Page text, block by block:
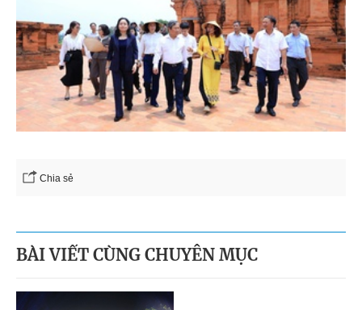
Chia sẻ
BÀI VIẾT CÙNG CHUYÊN MỤC